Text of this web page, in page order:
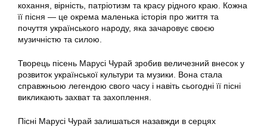
кохання, вірність, патріотизм та красу рідного краю. Кожна
її пісня — це окрема маленька історія про життя та
почуття українського народу, яка зачаровує своєю
музичністю та силою.
Творець пісень Марусі Чурай зробив величезний внесок у
розвиток української культури та музики. Вона стала
справжньою легендою свого часу і навіть сьогодні її пісні
викликають захват та захоплення.
Пісні Марусі Чурай залишаться назавжди в серцях